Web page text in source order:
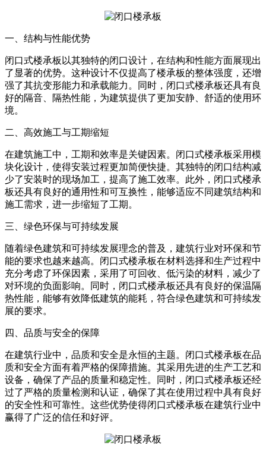
一、结构与性能优势
闭口式楼承板以其独特的闭口设计，在结构和性能方面展现出
了显著的优势。这种设计不仅提高了楼承板的整体强度，还增
强了其抗变形能力和承载能力。同时，闭口式楼承板还具有良
好的隔音、隔热性能，为建筑提供了更加安静、舒适的使用环
境。
二、高效施工与工期缩短
在建筑施工中，工期和效率是关键因素。闭口式楼承板采用模
块化设计，使得安装过程更加简便快捷。其独特的闭口结构减
少了安装时的现场加工，提高了施工效率。此外，闭口式楼承
板还具有良好的通用性和可互换性，能够适应不同建筑结构和
施工需求，进一步缩短了工期。
三、绿色环保与可持续发展
随着绿色建筑和可持续发展理念的普及，建筑行业对环保和节
能的要求也越来越高。闭口式楼承板在材料选择和生产过程中
充分考虑了环保因素，采用了可回收、低污染的材料，减少了
对环境的负面影响。同时，闭口式楼承板还具有良好的保温隔
热性能，能够有效降低建筑的能耗，符合绿色建筑和可持续发
展的要求。
四、品质与安全的保障
在建筑行业中，品质和安全是永恒的主题。闭口式楼承板在品
质和安全方面有着严格的保障措施。其采用先进的生产工艺和
设备，确保了产品的质量和稳定性。同时，闭口式楼承板还经
过了严格的质量检测和认证，确保了其在使用过程中具有良好
的安全性和可靠性。这些优势使得闭口式楼承板在建筑行业中
赢得了广泛的信任和好评。